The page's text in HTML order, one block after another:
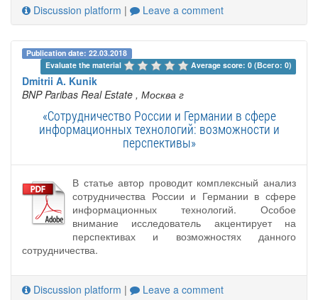
Discussion platform | Leave a comment
Publication date: 22.03.2018
Evaluate the material
Average score: 0 (Всего: 0)
Dmitrii A. Kunik
BNP Paribas Real Estate , Москва г
«Сотрудничество России и Германии в сфере
информационных технологий: возможности и
перспективы»
В статье автор проводит комплексный анализ
сотрудничества России и Германии в сфере
информационных технологий. Особое
внимание исследователь акцентирует на
перспективах и возможностях данного
сотрудничества.
Discussion platform | Leave a comment